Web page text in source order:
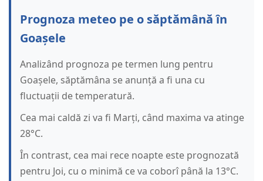
Prognoza meteo pe o săptămână în
Goașele
Analizând prognoza pe termen lung pentru
Goașele, săptămâna se anunță a fi una cu
fluctuații de temperatură.
Cea mai caldă zi va fi Marți, când maxima va atinge
28°C.
În contrast, cea mai rece noapte este prognozată
pentru Joi, cu o minimă ce va coborî până la 13°C.